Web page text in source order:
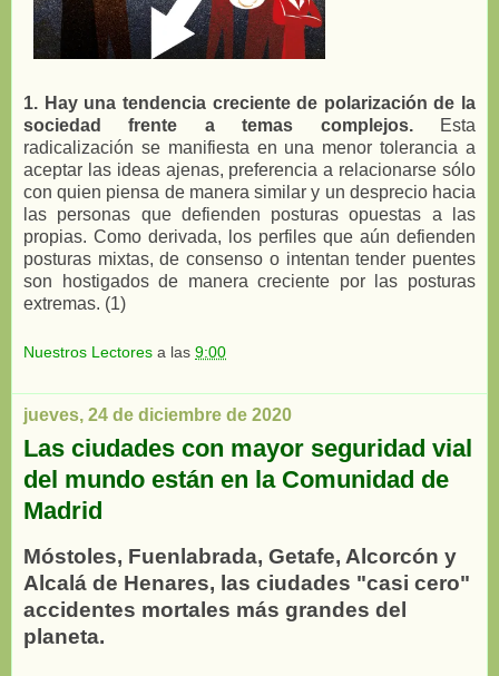
1. Hay una tendencia creciente de polarización de la
sociedad frente a temas complejos.Esta
radicalización se manifiesta en una menor tolerancia a
aceptar las ideas ajenas, preferencia a relacionarse sólo
con quien piensa de manera similar y un desprecio hacia
las personas que defienden posturas opuestas a las
propias. Como derivada, los perfiles que aún defienden
posturas mixtas, de consenso o intentan tender puentes
son hostigados de manera creciente por las posturas
extremas. (1)
Nuestros Lectores a las 9:00
jueves, 24 de diciembre de 2020
Las ciudades con mayor seguridad vial
del mundo están en la Comunidad de
Madrid
Móstoles, Fuenlabrada, Getafe, Alcorcón y
Alcalá de Henares, las ciudades "casi cero"
accidentes mortales más grandes del
planeta.